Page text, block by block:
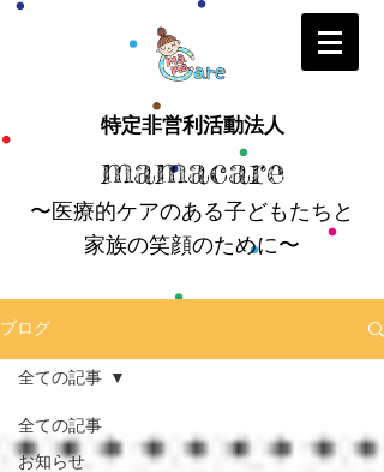
特定非営利活動法人
mamacare
〜医療的ケアのある子どもたちと
家族の笑顔のために〜
ブログ
全ての記事
お知らせ
全ての記事